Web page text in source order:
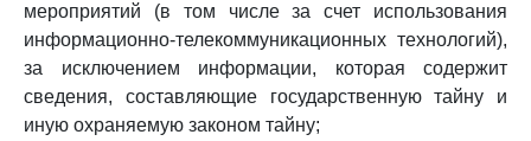
мероприятий (в том числе за счет использования
информационно-телекоммуникационных технологий),
за исключением информации, которая содержит
сведения, составляющие государственную тайну и
иную охраняемую законом тайну;